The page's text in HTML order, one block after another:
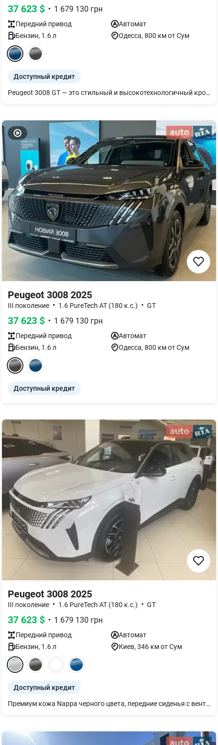
37 623 $ • 1 679 130 грн
Передний привод
Автомат
Бензин, 1.6л Одесса, 800 км от Сум
Доступный кредит
Peugeot 3008 GT — это стильный и высокотехнологичный кроссовер, который сочетает в себе элегантность, динамичность и комфорт. С его ярким и агрессивным дизайном, плавными линиями и современными акцентами, он выделяется на фоне других автомобилей своего класса. Модель GT оснащена мощным и экономичным двигателем, который предлагает отличную динамику и уверенность на дороге. Внутреннее пространство автомобиля продумано до мелочей: высококачественные материалы отделки, стильный интерьер и множество функций, создающих комфортную атмосферу как для водителя, так и для пассажиров. Система мультимедиа i-Cockpit с 12,3-дюймовым экраном и сенсорной панелью, поддержка Apple CarPlay и Android Auto, а также продвинутая система помощи водителю делают поездки не только приятными, но и безопасными. Вдобавок, система камер кругового обзора и ассистенты парковки значительно упрощают маневрирование в городе. Peugeot 3008 GT — это автомобиль для тех, кто ценит сочетание технологий, стиля и практичности в каждом путешествии. Автогруп Моторс
Peugeot 3008 2025
III поколение • 1.6 PureTech AT (180 к.с.) • GT
37 623 $ • 1 679 130 грн
Передний привод
Автомат
Бензин, 1.6л Одесса, 800 км от Сум
Доступный кредит
Peugeot 3008 2025
III поколение • 1.6 PureTech AT (180 к.с.) • GT
37 623 $ • 1 679 130 грн
Передний привод
Автомат
Бензин, 1.6л Киев, 346 км от Сум
Доступный кредит
Премиум кожа Nappa черного цвета, передние сиденья с вентиляцией, черный потолок Пакет БЕЗОПАСНОСТЬ GT ПЛЮС: Система помощи при смене полосы движения Lane change assist - long range (ZVM9) Система предупреждения о поперечном движении позади Rear Cross Traffic Alert Ассистент удержания выбранной позиции в полосе движения Lane Positioning Assist Сигнализация (AB13) Беспроводная зарядка, 15 Вт (E301) Камера 360° (4 камеры) (IG36) Внешние зеркала заднего вида с функцией автоскладывания, LED подсветкой и настройкой позиции при реверсе(HU24) • Защита двигателя во всех комплектациях • Система безключевого доступа и запуска двигателя Proximity keyless entry & start • Сенсорное открытие багажного отделения • Двухпозиционный пол багажного отделения • Подогрев зеркал, руля и передних сидений во всех комплектациях • Сиденье водителя AGR • Революционный Peugeot Panoramic i-Cockpit® • Bluetooth с возможностью подключения 2х телефонов одновременно • Светодиодные матричные фары • Легкосплавные колесные диски R19" YARI 225/55 + малоразмерное запасное колесо